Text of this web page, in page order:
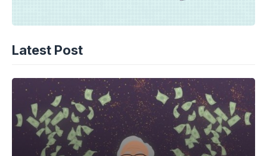
Latest Post